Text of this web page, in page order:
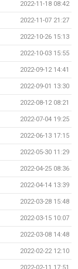
2022-11-18 08:42
2022-11-07 21:27
2022-10-26 15:13
2022-10-03 15:55
2022-09-12 14:41
2022-09-01 13:30
2022-08-12 08:21
2022-07-04 19:25
2022-06-13 17:15
2022-05-30 11:29
2022-04-25 08:36
2022-04-14 13:39
2022-03-28 15:48
2022-03-15 10:07
2022-03-08 14:48
2022-02-22 12:10
2022-02-11 17:51